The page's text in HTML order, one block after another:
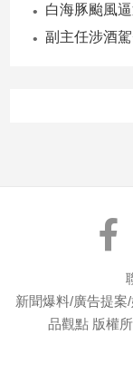
戲
新聞爆料/廣告提案
品觀點 版權